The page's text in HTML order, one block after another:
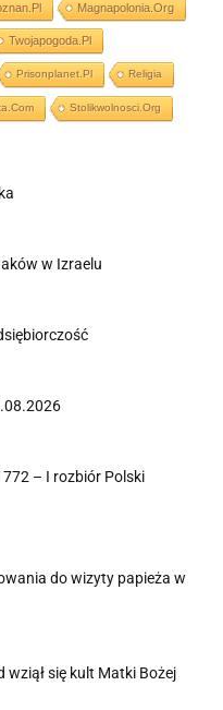
Magnapolonia.org
Twojapogoda.pl
Prisonplanet.pl Religia
Stolikwolnosci.org
w Izraelu
– I rozbiór Polski
do wizyty papieża w
wziął się kult Matki Bożej